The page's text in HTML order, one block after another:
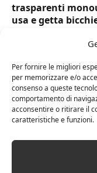
Per fornire le migliori
per memorizzare e/o
consenso a queste
comportamento di
acconsentire o ritirare il
caratteristiche e funzioni.
trasparenti
usa e getta